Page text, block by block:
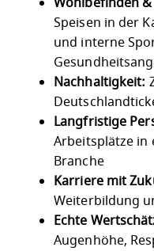
Speisen in der
und interne
Nachhaltigkeit:
Langfristige
Arbeitsplätze in
Branche
Karriere mit
Weiterbildung
Echte
Augenhöhe,